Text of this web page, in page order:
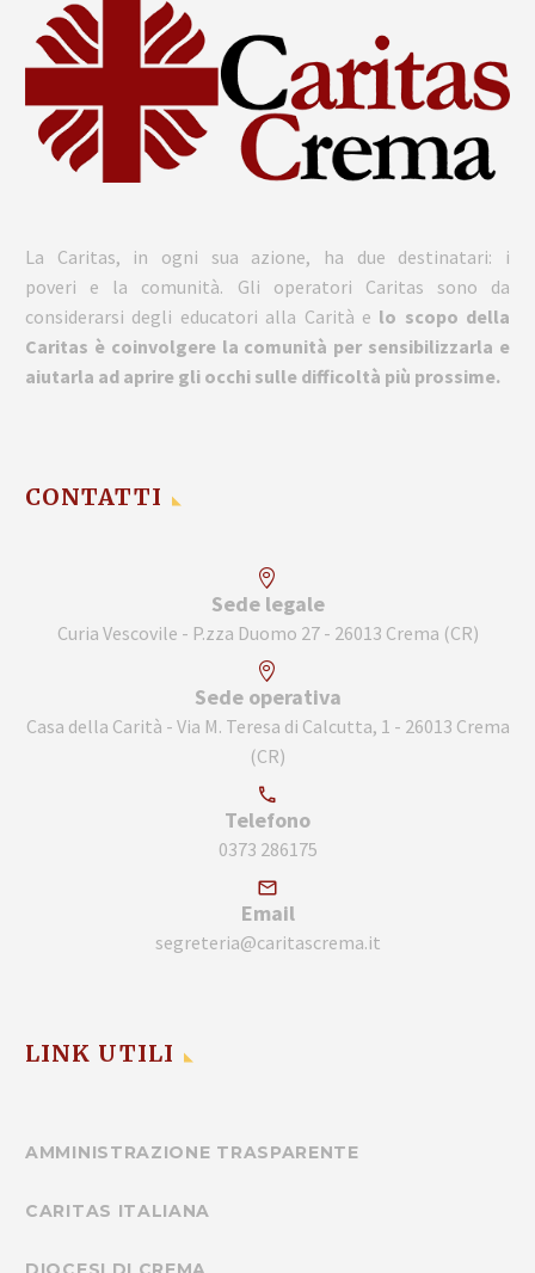
La Caritas, in ogni sua azione, ha due destinatari: i
poveri e la comunità. Gli operatori Caritas sono da
considerarsi degli educatori alla Carità e lo scopo della
Caritas è coinvolgere la comunità per sensibilizzarla e
aiutarla ad aprire gli occhi sulle difficoltà più prossime.
CONTATTI
Sede legale
Curia Vescovile - P.zza Duomo 27 - 26013 Crema (CR)
Sede operativa
Casa della Carità - Via M. Teresa di Calcutta, 1 - 26013 Crema
(CR)
Telefono
0373 286175
Email
segreteria@caritascrema.it
LINK UTILI
AMMINISTRAZIONE TRASPARENTE
CARITAS ITALIANA